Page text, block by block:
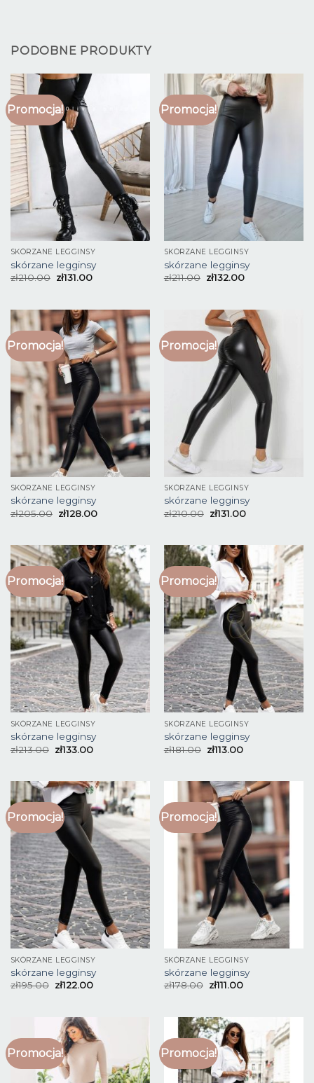
PODOBNE PRODUKTY
Promocja!
SKÓRZANE LEGGINSY
skórzane legginsy
zł210.00 zł131.00
Promocja!
SKÓRZANE LEGGINSY
skórzane legginsy
zł211.00 zł132.00
Promocja!
SKÓRZANE LEGGINSY
skórzane legginsy
zł205.00 zł128.00
Promocja!
SKÓRZANE LEGGINSY
skórzane legginsy
zł210.00 zł131.00
Promocja!
SKÓRZANE LEGGINSY
skórzane legginsy
zł213.00 zł133.00
Promocja!
SKÓRZANE LEGGINSY
skórzane legginsy
zł181.00 zł113.00
Promocja!
SKÓRZANE LEGGINSY
skórzane legginsy
zł195.00 zł122.00
Promocja!
SKÓRZANE LEGGINSY
skórzane legginsy
zł178.00 zł111.00
Promocja! Promocja!